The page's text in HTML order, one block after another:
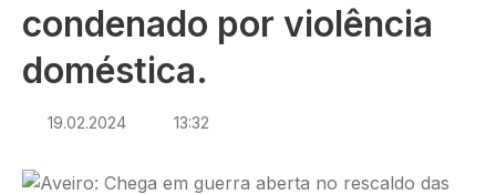
condenado por violência
doméstica.
19.02.2024 13:32
Imagem